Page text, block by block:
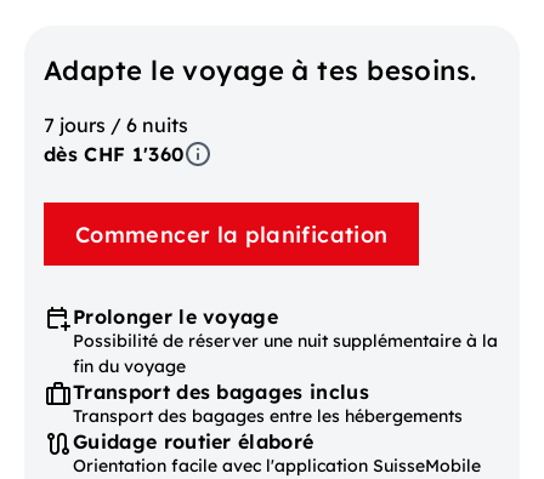
Adapte le voyage à tes besoins.
7 jours / 6 nuits
dès CHF 1'360
Commencer la planification
Prolonger le voyage
Possibilité de réserver une nuit supplémentaire à la
fin du voyage
Transport des bagages inclus
Transport des bagages entre les hébergements
Guidage routier élaboré
Orientation facile avec l'application SuisseMobile